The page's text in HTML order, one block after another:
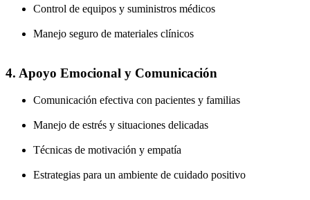
Control de equipos y suministros médicos
Manejo seguro de materiales clínicos
4. Apoyo Emocional y Comunicación
Comunicación efectiva con pacientes y familias
Manejo de estrés y situaciones delicadas
Técnicas de motivación y empatía
Estrategias para un ambiente de cuidado positivo